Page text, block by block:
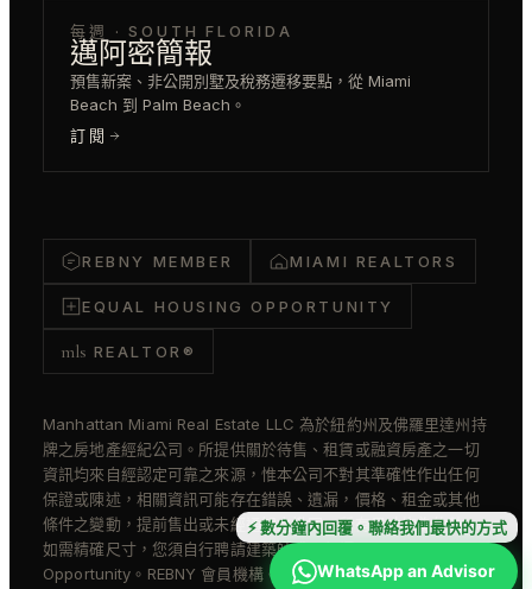
⚡ 數分鐘內回覆。聯絡我們最快的方式
WhatsApp an Advisor
每週 · SOUTH FLORIDA
邁阿密簡報
預售新案、非公開別墅及稅務遷移要點，從 Miami
Beach 到 Palm Beach。
訂閱
REBNY MEMBER MIAMI REALTORS
EQUAL HOUSING OPPORTUNITY
mls REALTOR®
Manhattan Miami Real Estate LLC 為於紐約州及佛羅里達州持
牌之房地產經紀公司。所提供關於待售、租賃或融資房產之一切
資訊均來自經認定可靠之來源，惟本公司不對其準確性作出任何
保證或陳述，相關資訊可能存在錯誤、遺漏，價格、租金或其他
條件之變動，提前售出或未經通知之撤回。所有尺寸均為約數。
如需精確尺寸，您須自行聘請建築師或工程師。Equal Housing
Opportunity。REBNY 會員機構。物件資訊由 REBNY RLS 及